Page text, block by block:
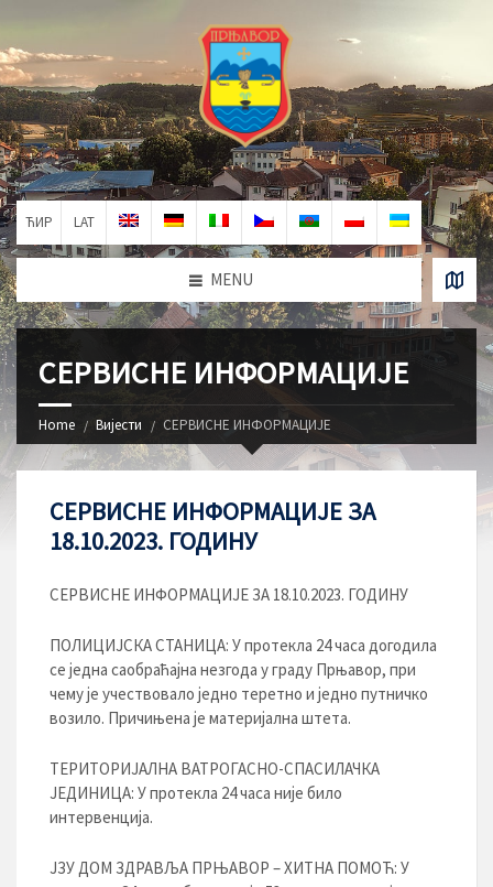
ЋИР LAT
MENU
СЕРВИСНЕ ИНФОРМАЦИЈЕ
Home Вијести СЕРВИСНЕ ИНФОРМАЦИЈЕ
СЕРВИСНЕ ИНФОРМАЦИЈЕ ЗА
18.10.2023. ГОДИНУ
СЕРВИСНЕ ИНФОРМАЦИЈЕ ЗА 18.10.2023. ГОДИНУ
ПОЛИЦИЈСКА СТАНИЦА: У протекла 24 часа догодила
се једна саобраћајна незгода у граду Прњавор, при
чему је учествовало једно теретно и једно путничко
возило. Причињена је материјална штета.
ТЕРИТОРИЈАЛНА ВАТРОГАСНО-СПАСИЛАЧКА
ЈЕДИНИЦА: У протекла 24 часа није било
интервенција.
ЈЗУ ДОМ ЗДРАВЉА ПРЊАВОР – ХИТНА ПОМОЋ: У